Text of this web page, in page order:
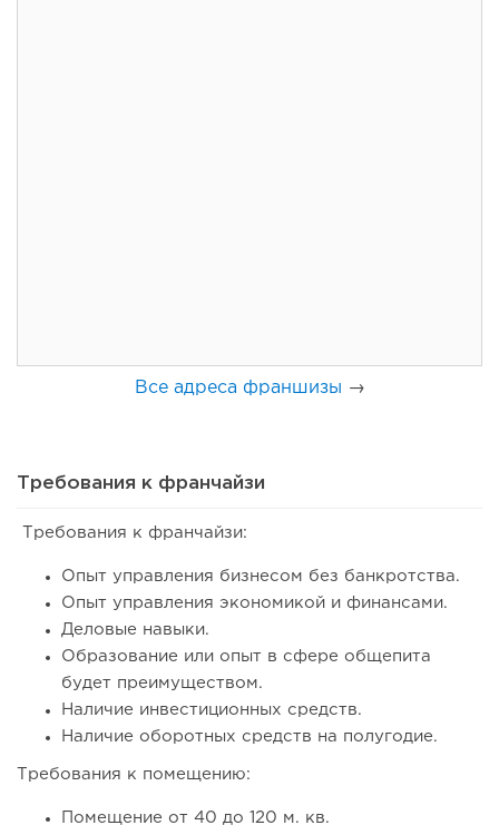
68
миллиарды:...
Все адреса франшизы →
Требования к франчайзи
Требования к франчайзи:
Опыт управления бизнесом без банкротства.
Опыт управления экономикой и финансами.
Деловые навыки.
Образование или опыт в сфере общепита
будет преимуществом.
Наличие инвестиционных средств.
Наличие оборотных средств на полугодие.
Требования к помещению:
Помещение от 40 до 120 м. кв.